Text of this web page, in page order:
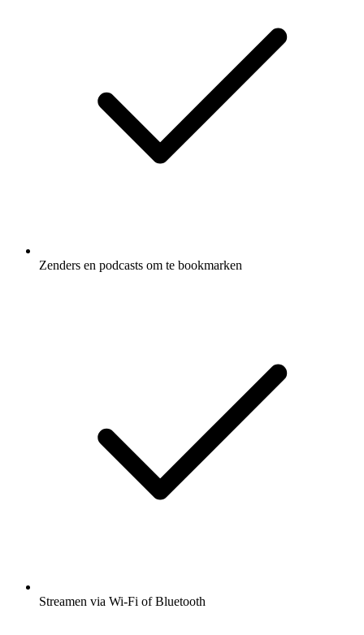
Zenders en podcasts om te bookmarken
Streamen via Wi-Fi of Bluetooth